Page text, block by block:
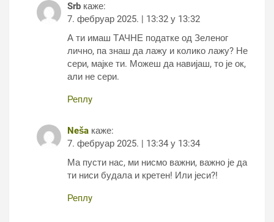
Srb каже:
7. фебруар 2025. | 13:32 у 13:32
А ти имаш ТАЧНЕ податке од Зеленог
лично, па знаш да лажу и колико лажу? Не
сери, мајке ти. Можеш да навијаш, то је ок,
али не сери.
Реплy
Neša каже:
7. фебруар 2025. | 13:34 у 13:34
Ма пусти нас, ми нисмо важни, важно је да
ти ниси будала и кретен! Или јеси?!
Реплy